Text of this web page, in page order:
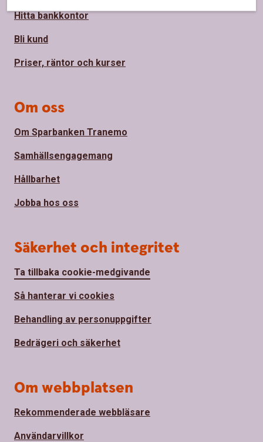
Hitta bankkontor
Bli kund
Priser, räntor och kurser
Om oss
Om Sparbanken Tranemo
Samhällsengagemang
Hållbarhet
Jobba hos oss
Säkerhet och integritet
Ta tillbaka cookie-medgivande
Så hanterar vi cookies
Behandling av personuppgifter
Bedrägeri och säkerhet
Om webbplatsen
Rekommenderade webbläsare
Användarvillkor